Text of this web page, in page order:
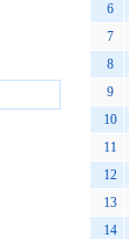
6
7
8
9
10
11
12
13
14